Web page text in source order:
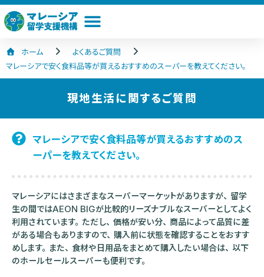
ホーム
よくあるご質問
マレーシアで安く食料品等が買えるおすすめのスーパーを教えてください。
現地生活 に関するご質問
マレーシアで安く食料品等が買えるおすすめのス
ーパーを教えてください。
マレーシアにはさまざまなスーパーマーケットがありますが、留学
生の間ではAEON BIGが比較的リーズナブルなスーパーとしてよく
利用されています。ただし、価格が安い分、商品によって品質に差
がある場合もありますので、購入前に状態を確認することをおすす
めします。また、食材や日用品をまとめて購入したい場合は、以下
のホールセールスーパーも便利です。